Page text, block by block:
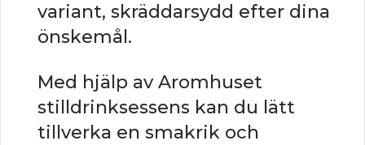
variant, skräddarsydd efter dina
önskemål.
Med hjälp av Aromhuset
stilldrinksessens kan du lätt
tillverka en smakrik och